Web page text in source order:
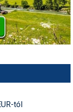
tól